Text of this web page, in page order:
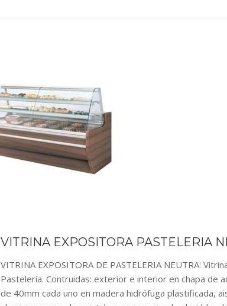
VITRINA EXPOSITORA PASTELERIA
VITRINA EXPOSITORA DE PASTELERIA NEUTRA:
Pastelería. Contruidas: exterior e interior en chapa de
de 40mm cada uno en madera hidrófuga plastificada,